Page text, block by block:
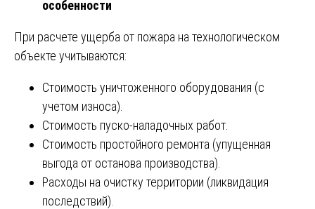
особенности
При расчете ущерба от пожара на технологическом
объекте учитываются:
Стоимость уничтоженного оборудования (с
учетом износа).
Стоимость пуско-наладочных работ.
Стоимость простойного ремонта (упущенная
выгода от останова производства).
Расходы на очистку территории (ликвидация
последствий).